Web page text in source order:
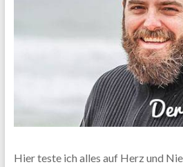
Hier teste ich alles auf Herz und